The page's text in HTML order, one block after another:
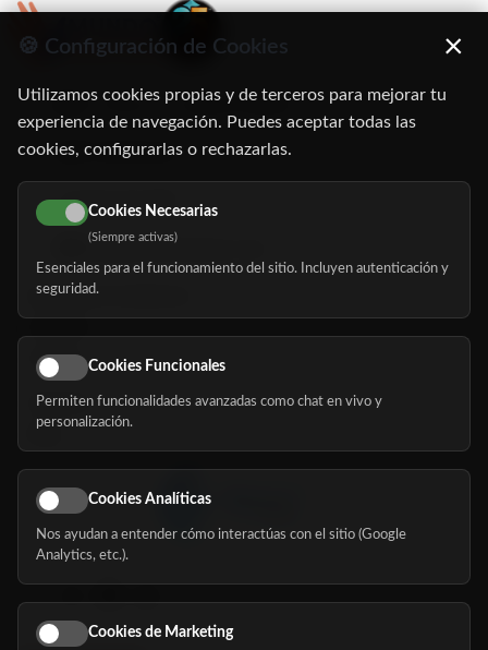
C/ Oruro, 11. 28016 Madrid
91 345 06 26
616 113 103
hola@mundomayor.com
Buscador de residencias
Eventos
Nosotros
Síguenos
🍪 Configuración de Cookies ×
Utilizamos cookies propias y de terceros para mejorar tu
experiencia de navegación. Puedes aceptar todas las
cookies, configurarlas o rechazarlas.
Cookies Necesarias
(Siempre activas)
Esenciales para el funcionamiento del sitio. Incluyen autenticación y
seguridad.
Cookies Funcionales
Permiten funcionalidades avanzadas como chat en vivo y
personalización.
Cookies Analíticas
Nos ayudan a entender cómo interactúas con el sitio (Google
Analytics, etc.).
Cookies de Marketing